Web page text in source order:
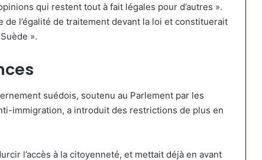
qui restent tout à fait légales pour d’autres ».
de l’égalité de traitement devant la loi et constituerait
».
suédois, soutenu au Parlement par les
immigration, a introduit des restrictions de plus en
l’accès à la citoyenneté, et mettait déjà en avant